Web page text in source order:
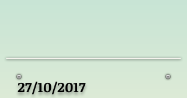
27/10/2017